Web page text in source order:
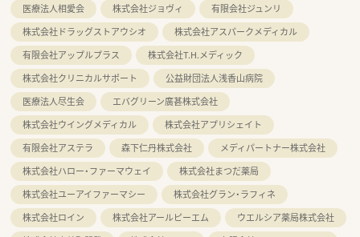
医療法人相愛会
株式会社ジョヴィ
有限会社ジュンリ
株式会社ドラッグストアウシオ
株式会社アスパークメディカル
有限会社アップルプラス
株式会社T.H.メディック
株式会社クリニカルサポート
公益財団法人浅香山病院
医療法人尽生会
エバグリーン廣甚株式会社
株式会社ウイングメディカル
株式会社アプリシェイト
有限会社アステラ
森下仁丹株式会社
メディパートナー株式会社
株式会社ハロー・ファーマウェイ
株式会社まつだ薬局
株式会社ユーアイファーマシー
株式会社グラン・ラフィネ
株式会社ロイン
株式会社アールピーエム
ウエルシア薬局株式会社